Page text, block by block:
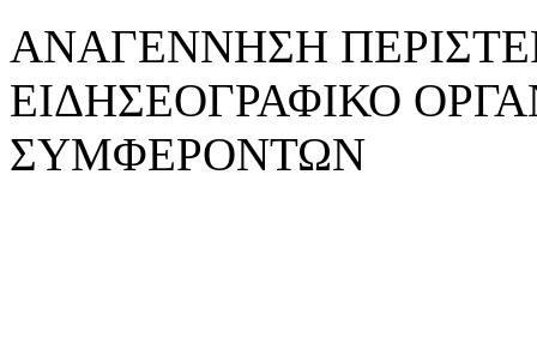
ΑΝΑΓΕΝNΗΣΗ
ΕΙΔΗΣΕΟΓΡΑΦΙΚΟ
ΣΥΜΦΕΡΟΝΤΩΝ